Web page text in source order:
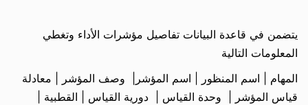
يتضمن في قاعدة البيانات تفاصيل مؤشرات الأداء وتغطي
المعلومات التالية
المهام | اسم المنظور | اسم المؤشر| وصف المؤشر | معادلة
قياس المؤشر | وحدة القياس | دورية القياس | القطبية |